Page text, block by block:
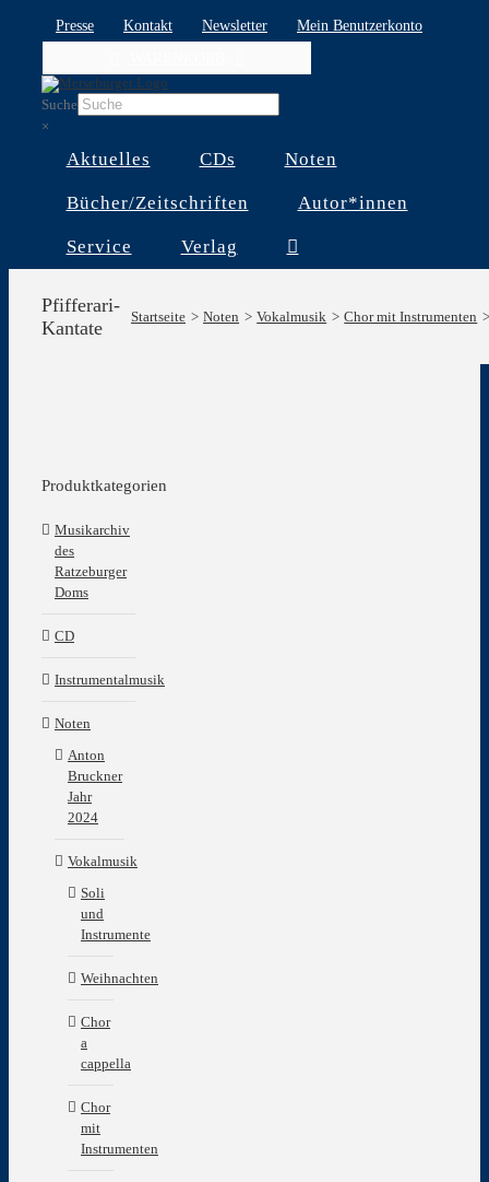
Presse Kontakt Newsletter
Mein Benutzerkonto
Suche
×
Aktuelles CDs Noten
Bücher/Zeitschriften Autor*innen
Service Verlag
Pfifferari-
Kantate
Startseite Noten Vokalmusik Chor mit Instrumenten
Produktkategorien
Musikarchiv
des
Ratzeburger
Doms
CD
Instrumentalmusik
Noten
Anton
Bruckner
Jahr
2024
Vokalmusik
Soli
und
Instrumente
Weihnachten
Chor
a
cappella
Chor
mit
Instrumenten